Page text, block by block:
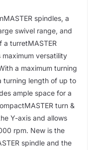
spindles, a
swivel range, and
a turretMASTER
versatility
a maximum turning
turning length of up to
ample space for a
turn &
Y-axis and allows
rpm. New is the
spindle and the